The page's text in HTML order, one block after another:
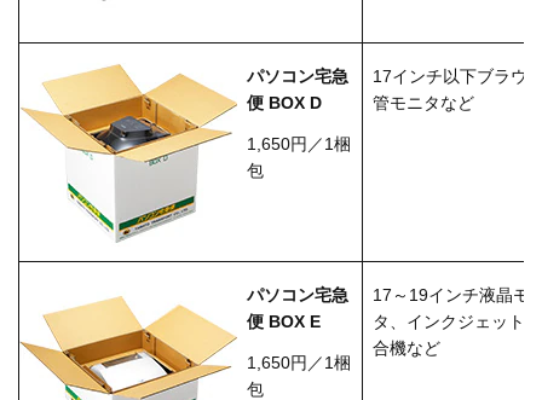
パソコン宅急
便 BOX D
1,650円／1梱
包
17インチ以下ブラウ
管モニタなど
パソコン宅急
便 BOX E
1,650円／1梱
包
17～19インチ液晶モ
タ、インクジェット複
合機など